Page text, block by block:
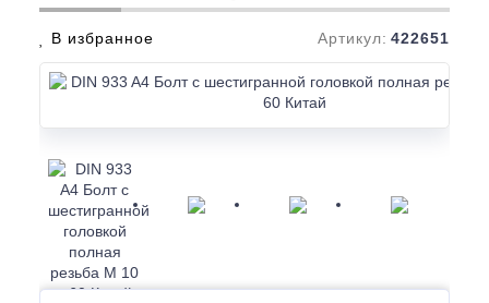
В избранное Артикул: 422651